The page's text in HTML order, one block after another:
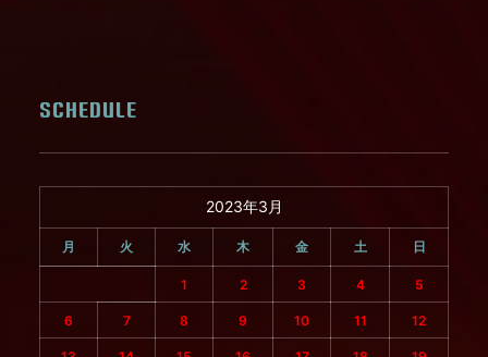
SCHEDULE
2023年3月
月 火 水 木 金 土 日
1 2 3 4 5
6 7 8 9 10 11 12